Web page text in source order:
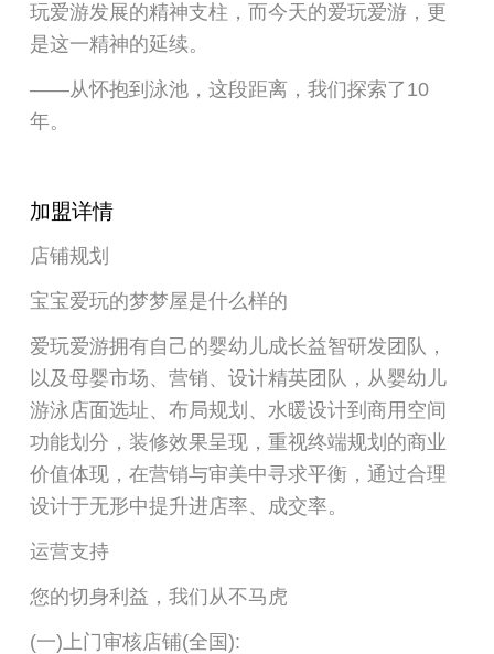
玩爱游发展的精神支柱，而今天的爱玩爱游，更
是这一精神的延续。
——从怀抱到泳池，这段距离，我们探索了10
年。
加盟详情
店铺规划
宝宝爱玩的梦梦屋是什么样的
爱玩爱游拥有自己的婴幼儿成长益智研发团队，
以及母婴市场、营销、设计精英团队，从婴幼儿
游泳店面选址、布局规划、水暖设计到商用空间
功能划分，装修效果呈现，重视终端规划的商业
价值体现，在营销与审美中寻求平衡，通过合理
设计于无形中提升进店率、成交率。
运营支持
您的切身利益，我们从不马虎
(一)上门审核店铺(全国):